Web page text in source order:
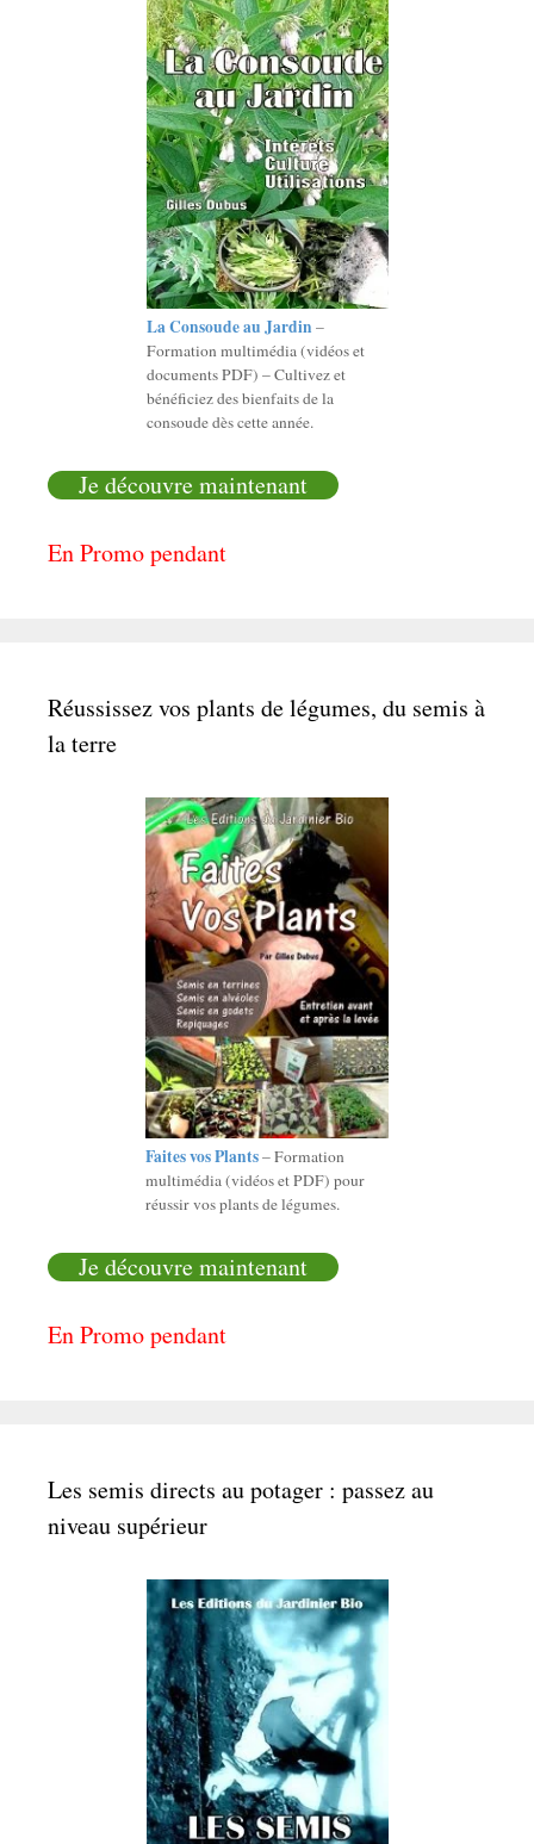
La Consoude au Jardin –
Formation multimédia (vidéos et
documents PDF) – Cultivez et
bénéficiez des bienfaits de la
consoude dès cette année.
Je découvre maintenant
En Promo pendant
Réussissez vos plants de légumes, du semis à
la terre
Faites vos Plants– Formation
multimédia (vidéos et PDF) pour
réussir vos plants de légumes.
Je découvre maintenant
En Promo pendant
Les semis directs au potager : passez au
niveau supérieur